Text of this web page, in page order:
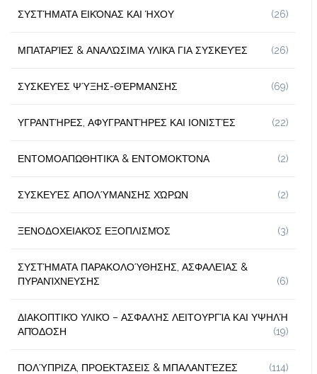
ΣΥΣΤΉΜΑΤΑ ΕΙΚΌΝΑΣ ΚΑΙ ΉΧΟΥ (26)
ΜΠΑΤΑΡΊΕΣ & ΑΝΑΛΏΣΙΜΑ ΥΛΙΚΆ ΓΙΑ ΣΥΣΚΕΥΈΣ (26)
ΣΥΣΚΕΥΈΣ ΨΎΞΗΣ-ΘΈΡΜΑΝΣΗΣ (69)
ΥΓΡΑΝΤΉΡΕΣ, ΑΦΥΓΡΑΝΤΉΡΕΣ ΚΑΙ ΙΟΝΙΣΤΈΣ (22)
ΕΝΤΟΜΟΑΠΩΘΗΤΙΚΆ & ΕΝΤΟΜΟΚΤΌΝΑ (2)
ΣΥΣΚΕΥΈΣ ΑΠΟΛΎΜΑΝΣΗΣ ΧΏΡΩΝ (2)
ΞΕΝΟΔΟΧΕΙΑΚΌΣ ΕΞΟΠΛΙΣΜΌΣ (3)
ΣΥΣΤΉΜΑΤΑ ΠΑΡΑΚΟΛΟΎΘΗΣΗΣ, ΑΣΦΑΛΕΊΑΣ &
ΠΥΡΑΝΊΧΝΕΥΣΗΣ
(6)
ΔΙΑΚΟΠΤΙΚΌ ΥΛΙΚΌ – ΑΣΦΑΛΉΣ ΛΕΙΤΟΥΡΓΊΑ ΚΑΙ ΥΨΗΛΉ
ΑΠΌΔΟΣΗ
(19)
ΠΟΛΎΠΡΙΖΑ, ΠΡΟΕΚΤΆΣΕΙΣ & ΜΠΑΛΑΝΤΈΖΕΣ (114)